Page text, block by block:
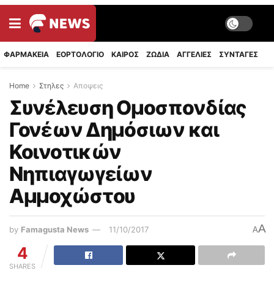
ΦΑΡΜΑΚΕΙΑ ΕΟΡΤΟΛΟΓΙΟ ΚΑΙΡΟΣ ΖΩΔΙΑ ΑΓΓΕΛΙΕΣ ΣΥΝΤΑΓΈΣ
Home Στηλες Αποψεις
Συνέλευση Ομοσπονδίας
Γονέων Δημόσιων και
Κοινοτικών
Νηπιαγωγείων
Αμμοχώστου
by Famagusta News 11/10/2017 AA
4
SHARES